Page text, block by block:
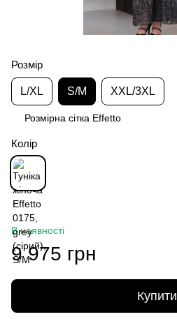
Розмір
L/XL S/M XXL/3XL
Розмірна сітка Effetto
Колір
В наявності
9 975 грн
Купити